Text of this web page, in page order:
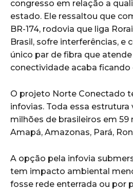
congresso em relação a
estado. Ele ressaltou que
BR-174, rodovia que liga
Brasil, sofre interferências, e
único par de fibra que
conectividade acaba
O projeto Norte Conectado
infovias. Toda essa estrutura
milhões de brasileiros em 59
Amapá, Amazonas, Pará,
A opção pela infovia
tem impacto ambiental
fosse rede enterrada ou por